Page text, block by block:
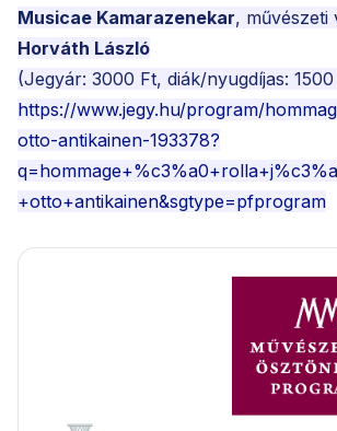
Musicae Kamarazenekar, művészeti
Horváth László
(Jegyár: 3000 Ft, diák/nyugdíjas:
https://www.jegy.hu/program/
otto-antikainen-193378?
+otto+antikainen&sgtype=pfprogram